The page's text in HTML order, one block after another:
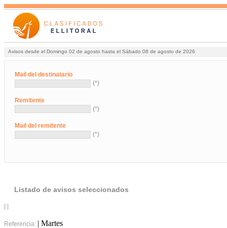
Avisos desde el Domingo 02 de agosto hasta el Sábado 08 de agosto de 2026
Mail del destinatario
(*)
Remitente
(*)
Mail del remitente
(*)
Listado de avisos seleccionados
Referencia: | Martes